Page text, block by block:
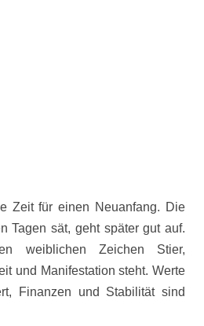
Zeit für einen Neuanfang. Die
Tagen sät, geht später gut auf.
weiblichen Zeichen Stier,
und Manifestation steht. Werte
Finanzen und Stabilität sind